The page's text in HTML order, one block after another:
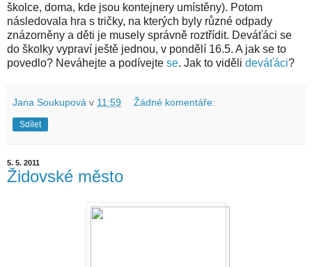
školce, doma, kde jsou kontejnery umístěny). Potom
následovala hra s tričky, na kterých byly různé odpady
znázorněny a děti je musely správně roztřídit. Deváťáci se
do školky vypraví ještě jednou, v pondělí 16.5. A jak se to
povedlo? Neváhejte a podívejte se. Jak to viděli deváťáci?
Jana Soukupová v 11:59 Žádné komentáře:
Sdílet
5. 5. 2011
Židovské město